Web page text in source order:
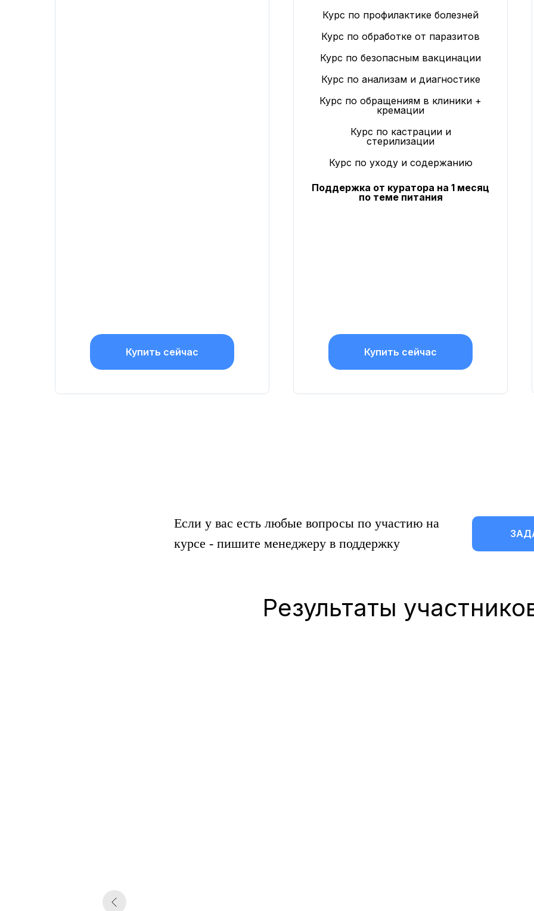
Купить сейчас
Курс по профилактике болезней
Курс по обработке от паразитов
Курс по безопасным вакцинации
Курс по анализам и диагностике
Курс по обращениям в клиники +
кремации
Курс по кастрации и
стерилизации
Курс по уходу и содержанию
Поддержка от куратора на 1 месяц
по теме питания
Купить сейчас
Если у вас есть любые вопросы по участию на
курсе - пишите менеджеру в поддержку
Результаты